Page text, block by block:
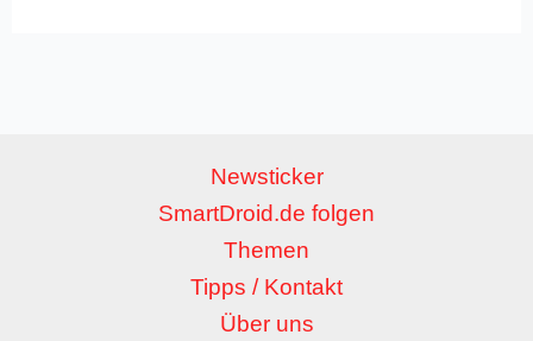
Newsticker
SmartDroid.de folgen
Themen
Tipps / Kontakt
Über uns